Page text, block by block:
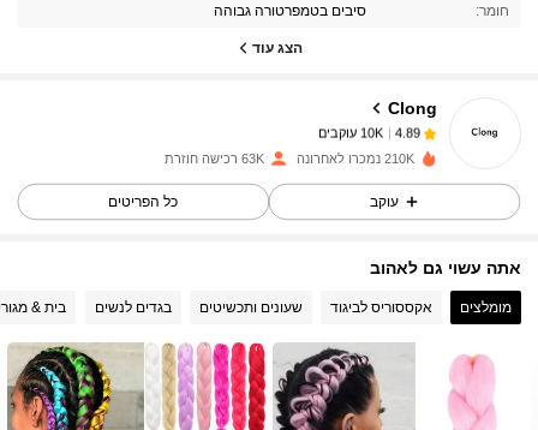
חומר: סיבים בטמפרטורה גבוהה
הצג עוד
Clong
4.89 10K עוקבים
10K עוקבים
10K עוקבים
210K נמכרו לאחרונה 63K רכישה חוזרת
עוקב כל הפריטים
אתה עשוי גם לאהוב
מומלצים אקססוריס לביגוד שעונים ותכשיטים בגדים לנשים בית &